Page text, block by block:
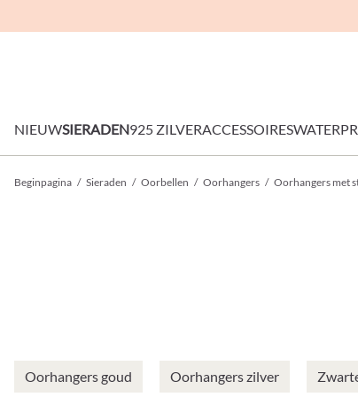
NIEUWSIERADEN925 ZILVERACCESSOIRES
Beginpagina / Sieraden / Oorbellen / Oorhangers / Oorhangers met
Oorhangers goud Oorhangers zilver